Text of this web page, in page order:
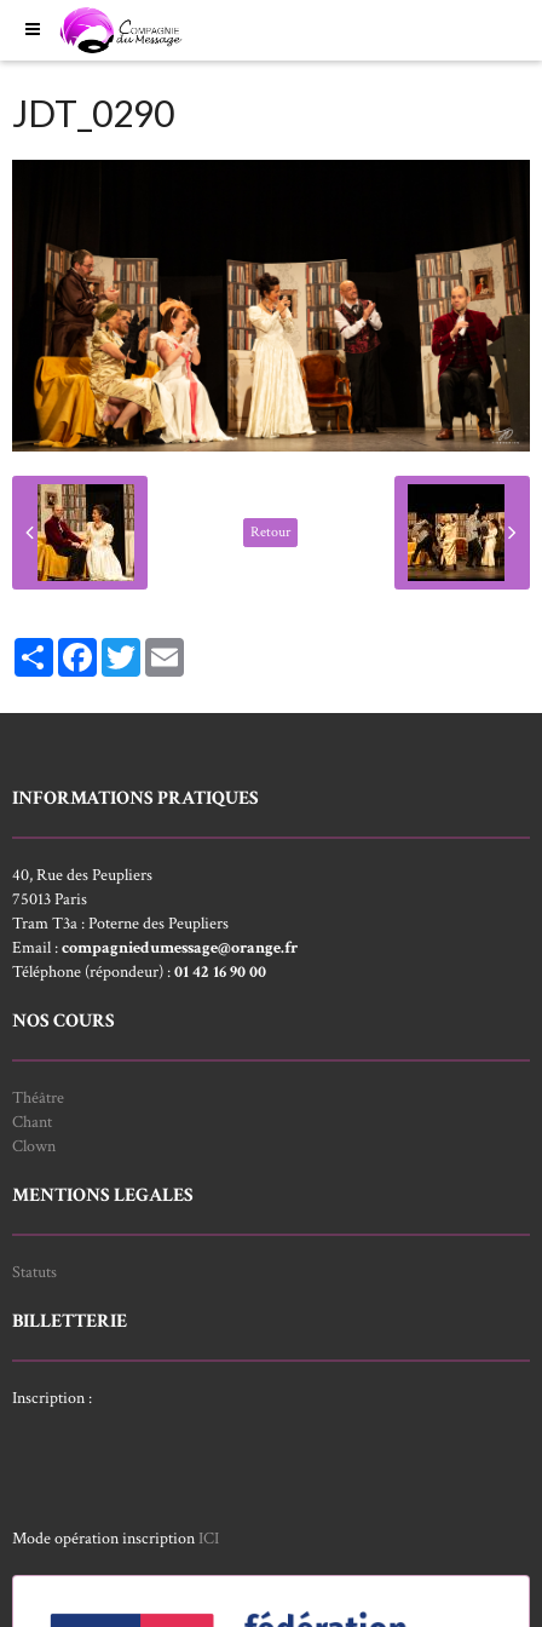
JDT_0290
Retour
PartagerFacebookTwitter
INFORMATIONS PRATIQUES
40, Rue des Peupliers
75013 Paris
Tram T3a : Poterne des Peupliers
Email :compagniedumessage@orange.fr
Téléphone (répondeur) :01 42 16 90 00
NOS COURS
Théâtre
Chant
Clown
MENTIONS LEGALES
Statuts
BILLETTERIE
Inscription :
Mode opération inscription ICI